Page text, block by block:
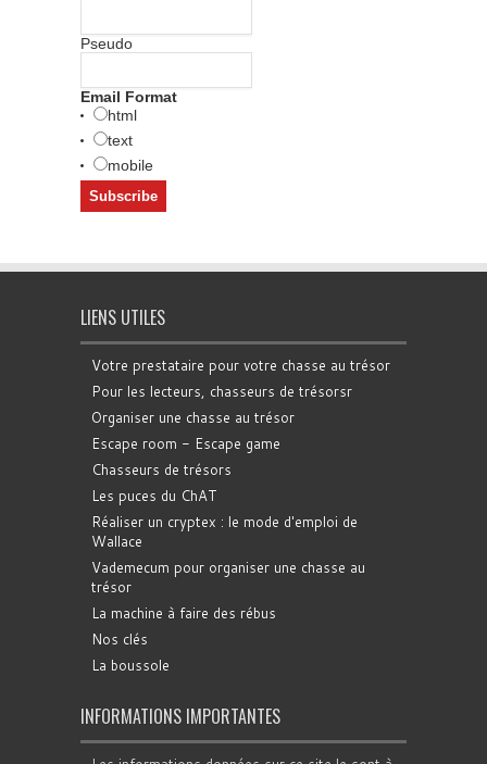
Pseudo
Email Format
html
text
mobile
LIENS UTILES
Votre prestataire pour votre chasse au trésor
Pour les lecteurs, chasseurs de trésorsr
Organiser une chasse au trésor
Escape room - Escape game
Chasseurs de trésors
Les puces du ChAT
Réaliser un cryptex : le mode d'emploi de
Wallace
Vademecum pour organiser une chasse au
trésor
La machine à faire des rébus
Nos clés
La boussole
INFORMATIONS IMPORTANTES